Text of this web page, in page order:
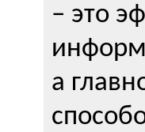
– это
а